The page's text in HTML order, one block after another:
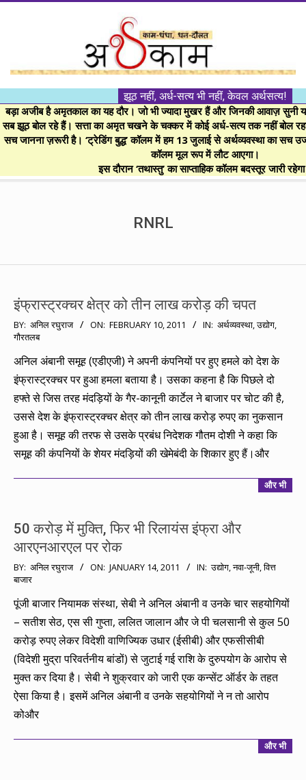
।।
अर्थकाम।।
BE
FINANCIALLY
झूठ नहीं, अर्ध-सत्य भी नहीं, केवल अर्थसत्य!
बड़ा अजीब है अमृतकाल का यह दौर। जो भी ज्यादा मुखर हैं और जिनकी आवाज़ सुनी
सब झूठ बोल रहे हैं। सत्ता का अमृत चखने के चक्कर में कोई अर्ध-सत्य तक नहीं बोल
सच जानना ज़रूरी है। ‘ट्रेडिंग बुद्ध’ कॉलम में हम 13 जुलाई से अर्थव्यवस्था का सच
कॉलम मूल रूप में लौट आएगा।
इस दौरान ‘तथास्तु’ का साप्ताहिक कॉलम बदस्तूर जारी
RNRL
इंफ्रास्ट्रक्चर क्षेत्र को तीन लाख करोड़ की चपत
2011-
02-
10
BY: अनिल रघुराज ON: FEBRUARY 10, 2011 IN: अर्थव्यवस्था,उद्योग,
गौरतलब
अनिल अंबानी समूह (एडीएजी) ने अपनी कंपनियों पर हुए हमले को देश के
इंफ्रास्ट्रक्चर पर हुआ हमला बताया है। उसका कहना है कि पिछले दो
हफ्ते से जिस तरह मंदड़ियों के गैर-कानूनी कार्टेल ने बाजार पर चोट की है,
उससे देश के इंफ्रास्ट्रक्चर क्षेत्र को तीन लाख करोड़ रुपए का नुकसान
हुआ है। समूह की तरफ से उसके प्रबंध निदेशक गौतम दोशी ने कहा कि
समूह की कंपनियों के शेयर मंदड़ियों की खेमेबंदी के शिकार हुए हैं।और
और भी
50 करोड़ में मुक्ति, फिर भी रिलायंस इंफ्रा और
आरएनआरएल पर रोक
2011-
01-
14
BY: अनिल रघुराज ON: JANUARY 14, 2011 IN: उद्योग,नवा-जूनी,वित्त
बाजार
पूंजी बाजार नियामक संस्था, सेबी ने अनिल अंबानी व उनके चार सहयोगियों
– सतीश सेठ, एस सी गुप्ता, ललित जालान और जे पी चलसानी से कुल 50
करोड़ रुपए लेकर विदेशी वाणिज्यिक उधार (ईसीबी) और एफसीसीबी
(विदेशी मुद्रा परिवर्तनीय बांडों) से जुटाई गई राशि के दुरुपयोग के आरोप से
मुक्त कर दिया है। सेबी ने शुक्रवार को जारी एक कन्सेंट ऑर्डर के तहत
ऐसा किया है। इसमें अनिल अंबानी व उनके सहयोगियों ने न तो आरोप
कोऔर
और भी